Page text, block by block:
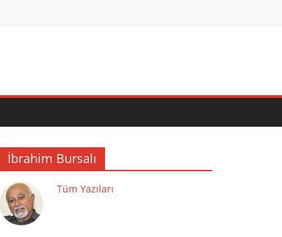
İbrahim Bursalı
Tüm Yazıları